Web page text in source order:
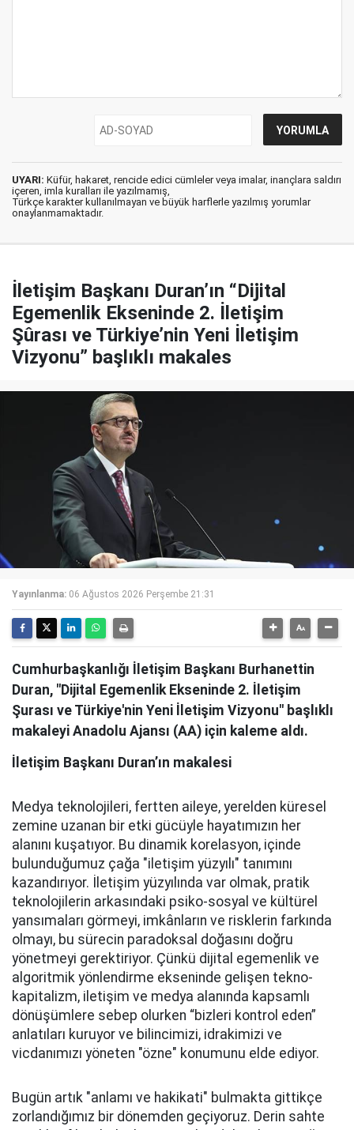
UYARI: Küfür, hakaret, rencide edici cümleler veya imalar, inançlara saldırı
içeren, imla kuralları ile yazılmamış,
Türkçe karakter kullanılmayan ve büyük harflerle yazılmış yorumlar
onaylanmamaktadır.
İletişim Başkanı Duran’ın “Dijital
Egemenlik Ekseninde 2. İletişim
Şûrası ve Türkiye’nin Yeni İletişim
Vizyonu” başlıklı makales
Yayınlanma: 06 Ağustos 2026 Perşembe 21:31
Cumhurbaşkanlığı İletişim Başkanı Burhanettin
Duran, "Dijital Egemenlik Ekseninde 2. İletişim
Şurası ve Türkiye'nin Yeni İletişim Vizyonu" başlıklı
makaleyi Anadolu Ajansı (AA) için kaleme aldı.
İletişim Başkanı Duran’ın makalesi
Medya teknolojileri, fertten aileye, yerelden küresel
zemine uzanan bir etki gücüyle hayatımızın her
alanını kuşatıyor. Bu dinamik korelasyon, içinde
bulunduğumuz çağa "iletişim yüzyılı" tanımını
kazandırıyor. İletişim yüzyılında var olmak, pratik
teknolojilerin arkasındaki psiko-sosyal ve kültürel
yansımaları görmeyi, imkânların ve risklerin farkında
olmayı, bu sürecin paradoksal doğasını doğru
yönetmeyi gerektiriyor. Çünkü dijital egemenlik ve
algoritmik yönlendirme ekseninde gelişen tekno-
kapitalizm, iletişim ve medya alanında kapsamlı
dönüşümlere sebep olurken “bizleri kontrol eden”
anlatıları kuruyor ve bilincimizi, idrakimizi ve
vicdanımızı yöneten "özne" konumunu elde ediyor.
Bugün artık "anlamı ve hakikati" bulmakta gittikçe
zorlandığımız bir dönemden geçiyoruz. Derin sahte